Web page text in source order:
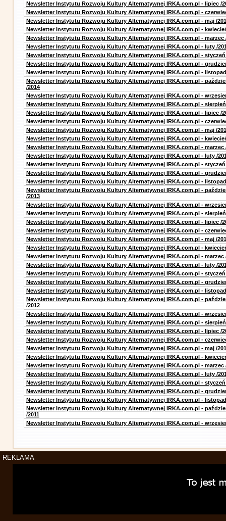
Newsletter Instytutu Rozwoju Kultury Alternatywnej IRKA.com.pl - lipiec /
Newsletter Instytutu Rozwoju Kultury Alternatywnej IRKA.com.pl -
Newsletter Instytutu Rozwoju Kultury Alternatywnej IRKA.com.pl - maj /
Newsletter Instytutu Rozwoju Kultury Alternatywnej IRKA.com.pl -
Newsletter Instytutu Rozwoju Kultury Alternatywnej IRKA.com.pl - marzec
Newsletter Instytutu Rozwoju Kultury Alternatywnej IRKA.com.pl - luty /
Newsletter Instytutu Rozwoju Kultury Alternatywnej IRKA.com.pl - styczeń
Newsletter Instytutu Rozwoju Kultury Alternatywnej IRKA.com.pl -
Newsletter Instytutu Rozwoju Kultury Alternatywnej IRKA.com.pl - listopad
Newsletter Instytutu Rozwoju Kultury Alternatywnej IRKA.com.pl -
/2014
Newsletter Instytutu Rozwoju Kultury Alternatywnej IRKA.com.pl -
Newsletter Instytutu Rozwoju Kultury Alternatywnej IRKA.com.pl - sierpień
Newsletter Instytutu Rozwoju Kultury Alternatywnej IRKA.com.pl - lipiec /
Newsletter Instytutu Rozwoju Kultury Alternatywnej IRKA.com.pl -
Newsletter Instytutu Rozwoju Kultury Alternatywnej IRKA.com.pl - maj /
Newsletter Instytutu Rozwoju Kultury Alternatywnej IRKA.com.pl -
Newsletter Instytutu Rozwoju Kultury Alternatywnej IRKA.com.pl - marzec
Newsletter Instytutu Rozwoju Kultury Alternatywnej IRKA.com.pl - luty /
Newsletter Instytutu Rozwoju Kultury Alternatywnej IRKA.com.pl - styczeń
Newsletter Instytutu Rozwoju Kultury Alternatywnej IRKA.com.pl -
Newsletter Instytutu Rozwoju Kultury Alternatywnej IRKA.com.pl - listopad
Newsletter Instytutu Rozwoju Kultury Alternatywnej IRKA.com.pl -
/2013
Newsletter Instytutu Rozwoju Kultury Alternatywnej IRKA.com.pl -
Newsletter Instytutu Rozwoju Kultury Alternatywnej IRKA.com.pl - sierpień
Newsletter Instytutu Rozwoju Kultury Alternatywnej IRKA.com.pl - lipiec /
Newsletter Instytutu Rozwoju Kultury Alternatywnej IRKA.com.pl -
Newsletter Instytutu Rozwoju Kultury Alternatywnej IRKA.com.pl - maj /
Newsletter Instytutu Rozwoju Kultury Alternatywnej IRKA.com.pl -
Newsletter Instytutu Rozwoju Kultury Alternatywnej IRKA.com.pl - marzec
Newsletter Instytutu Rozwoju Kultury Alternatywnej IRKA.com.pl - luty /
Newsletter Instytutu Rozwoju Kultury Alternatywnej IRKA.com.pl - styczeń
Newsletter Instytutu Rozwoju Kultury Alternatywnej IRKA.com.pl -
Newsletter Instytutu Rozwoju Kultury Alternatywnej IRKA.com.pl - listopad
Newsletter Instytutu Rozwoju Kultury Alternatywnej IRKA.com.pl -
/2012
Newsletter Instytutu Rozwoju Kultury Alternatywnej IRKA.com.pl -
Newsletter Instytutu Rozwoju Kultury Alternatywnej IRKA.com.pl - sierpień
Newsletter Instytutu Rozwoju Kultury Alternatywnej IRKA.com.pl - lipiec /
Newsletter Instytutu Rozwoju Kultury Alternatywnej IRKA.com.pl -
Newsletter Instytutu Rozwoju Kultury Alternatywnej IRKA.com.pl - maj /
Newsletter Instytutu Rozwoju Kultury Alternatywnej IRKA.com.pl -
Newsletter Instytutu Rozwoju Kultury Alternatywnej IRKA.com.pl - marzec
Newsletter Instytutu Rozwoju Kultury Alternatywnej IRKA.com.pl - luty /
Newsletter Instytutu Rozwoju Kultury Alternatywnej IRKA.com.pl - styczeń
Newsletter Instytutu Rozwoju Kultury Alternatywnej IRKA.com.pl -
Newsletter Instytutu Rozwoju Kultury Alternatywnej IRKA.com.pl - listopad
Newsletter Instytutu Rozwoju Kultury Alternatywnej IRKA.com.pl -
/2011
Newsletter Instytutu Rozwoju Kultury Alternatywnej IRKA.com.pl -
REKLAMA